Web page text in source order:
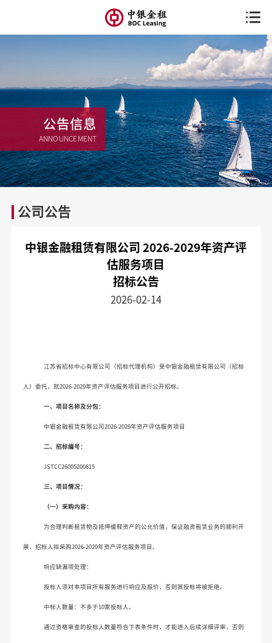
公告信息
ANNOUNCEMENT
公司公告
中银金融租赁有限公司 2026-2029年资产评
估服务项目
招标公告
2026-02-14
江苏省招标中心有限公司（招标代理机构）受中银金融租赁有限公司（招标
人）委托，就2026-2029年资产评估服务项目进行公开招标。
一、 项目名称及分包：
中银金融租赁有限公司2026-2029年资产评估服务项目
二、 招标编号：
JSTCC26005200815
三、 项目情况：
（一） 采购内容：
为合理判断租赁物及抵押缓释资产的公允价值，保证融资租赁业务的顺利开
展，招标人拟采购2026-2029年资产评估服务项目。
响应缺漏项处理：
投标人须对本项目所有服务进行响应及报价，否则其投标将被拒绝。
中标人数量：不多于 10家投标人。
通过资格审查的投标人数量符合下表条件时，才能进入后续详细评审，否则